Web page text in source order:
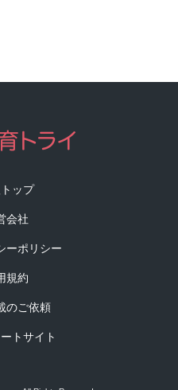
ップ
会社
ーポリシー
規約
のご依頼
トサイト